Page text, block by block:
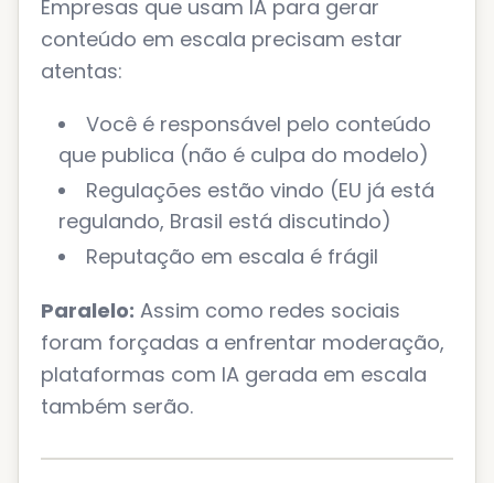
Empresas que usam IA para gerar
conteúdo em escala precisam estar
atentas:
Você é responsável pelo conteúdo
que publica (não é culpa do modelo)
Regulações estão vindo (EU já está
regulando, Brasil está discutindo)
Reputação em escala é frágil
Paralelo: Assim como redes sociais
foram forçadas a enfrentar moderação,
plataformas com IA gerada em escala
também serão.